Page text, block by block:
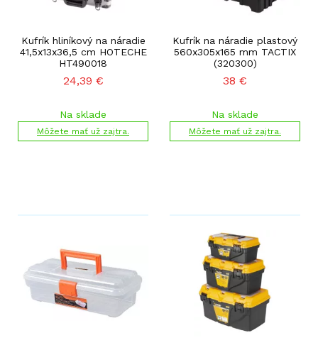
Kufrík hliníkový na náradie
41,5x13x36,5 cm HOTECHE
HT490018
24,39 €
Na sklade
Môžete mať už zajtra.
Kufrík na náradie plastový
560x305x165 mm TACTIX
(320300)
38 €
Na sklade
Môžete mať už zajtra.